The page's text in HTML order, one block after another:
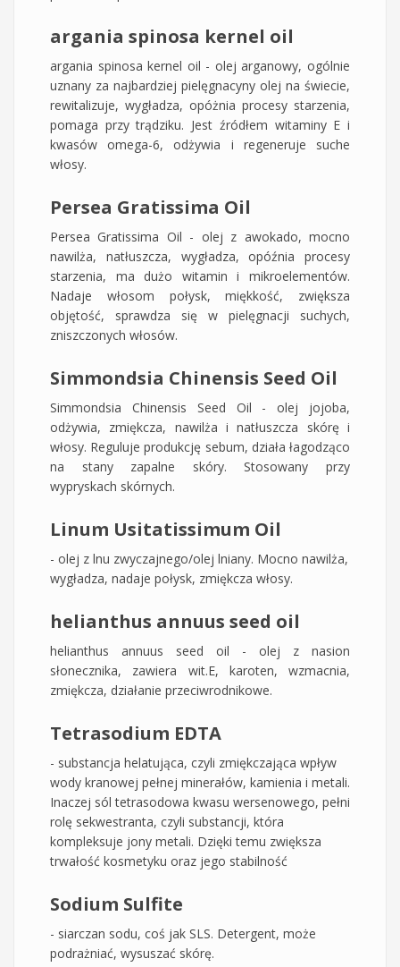
argania spinosa kernel oil
argania spinosa kernel oil - olej arganowy, ogólnie
uznany za najbardziej pielęgnacyny olej na świecie,
rewitalizuje, wygładza, opóżnia procesy starzenia,
pomaga przy trądziku. Jest źródłem witaminy E i
kwasów omega-6, odżywia i regeneruje suche
włosy.
Persea Gratissima Oil
Persea Gratissima Oil - olej z awokado, mocno
nawilża, natłuszcza, wygładza, opóźnia procesy
starzenia, ma dużo witamin i mikroelementów.
Nadaje włosom połysk, miękkość, zwiększa
objętość, sprawdza się w pielęgnacji suchych,
zniszczonych włosów.
Simmondsia Chinensis Seed Oil
Simmondsia Chinensis Seed Oil - olej jojoba,
odżywia, zmiękcza, nawilża i natłuszcza skórę i
włosy. Reguluje produkcję sebum, działa łagodząco
na stany zapalne skóry. Stosowany przy
wypryskach skórnych.
Linum Usitatissimum Oil
- olej z lnu zwyczajnego/olej lniany. Mocno nawilża,
wygładza, nadaje połysk, zmiękcza włosy.
helianthus annuus seed oil
helianthus annuus seed oil - olej z nasion
słonecznika, zawiera wit.E, karoten, wzmacnia,
zmiękcza, działanie przeciwrodnikowe.
Tetrasodium EDTA
- substancja helatująca, czyli zmiękczająca wpływ
wody kranowej pełnej minerałów, kamienia i metali.
Inaczej sól tetrasodowa kwasu wersenowego, pełni
rolę sekwestranta, czyli substancji, która
kompleksuje jony metali. Dzięki temu zwiększa
trwałość kosmetyku oraz jego stabilność
Sodium Sulfite
- siarczan sodu, coś jak SLS. Detergent, może
podrażniać, wysuszać skórę.